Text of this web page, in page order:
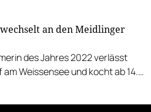
an den Meidlinger
des Jahres 2022 verlässt
am Weissensee und kocht ab 14.